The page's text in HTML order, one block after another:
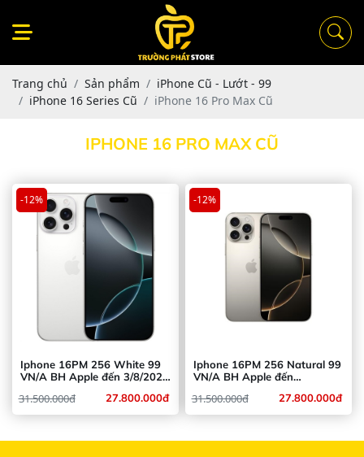
Trang chủ Sản phẩm
iPhone Cũ - Lướt - 99
iPhone 16 Series Cũ
iPhone 16 Pro Max Cũ
IPHONE 16 PRO MAX CŨ
Iphone 16PM 256 White 99
VN/A BH Apple đến 3/8/2026
27.800.000đ
31.500.000đ
-12%
Iphone 16PM 256 Natural 99
VN/A BH Apple đến
27.800.000đ
31.500.000đ
-12%